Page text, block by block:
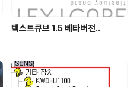
텍스트큐브 1.5 베타버전..